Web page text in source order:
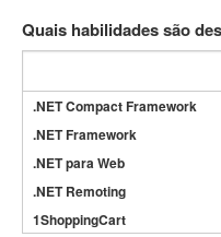
Quais habilidades são
.NET Compact Framework
.NET Framework
.NET para Web
.NET Remoting
1ShoppingCart